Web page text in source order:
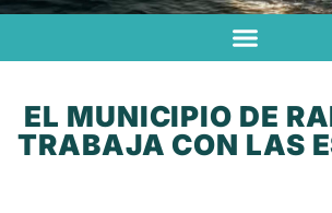
EL MUNICIPIO DE
TRABAJA CON LAS